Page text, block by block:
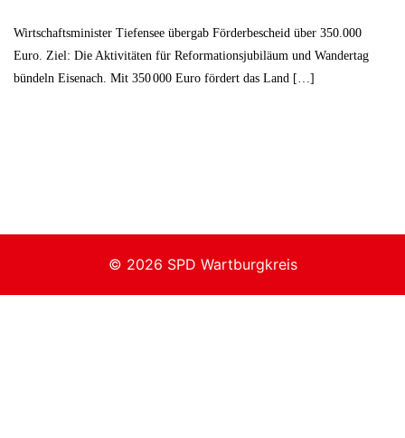
Wirtschaftsminister Tiefensee übergab Förderbescheid über 350.000
Euro. Ziel: Die Aktivitäten für Reformationsjubiläum und Wandertag
bündeln Eisenach. Mit 350 000 Euro fördert das Land […]
© 2026 SPD Wartburgkreis